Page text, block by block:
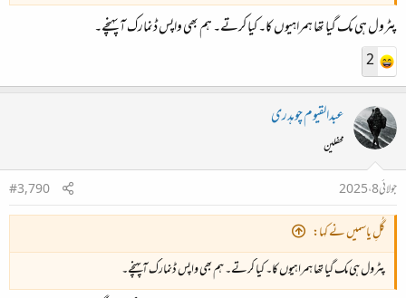
پٹرول ہی مک گیا تھا ہمراہیوں کا۔ کیا کرتے۔ ہم بھی واپس ڈنمارک آ پہنچے۔
2
عبدالقیوم چوہدری
محفلین
جولائی 8، 2025
#3,790
گُلِ یاسمیں نے کہا:
پٹرول ہی مک گیا تھا ہمراہیوں کا۔ کیا کرتے۔ ہم بھی واپس ڈنمارک آ پہنچے۔